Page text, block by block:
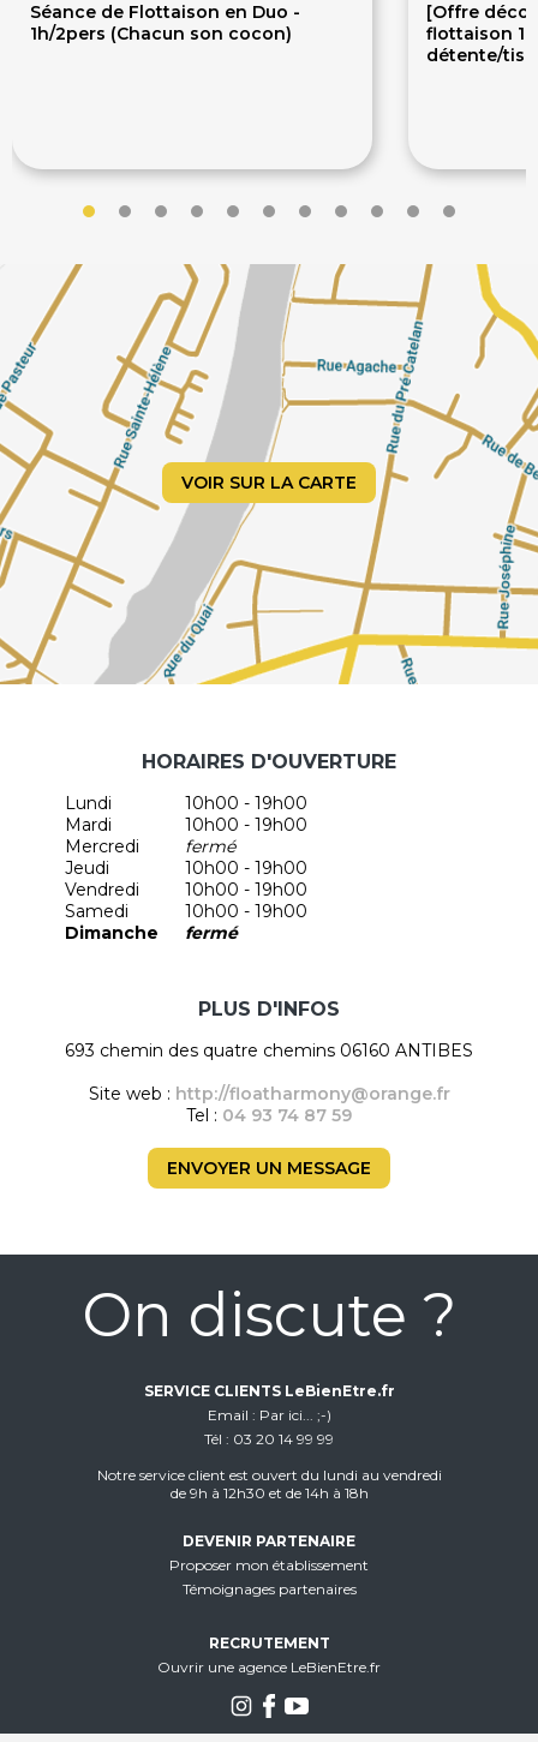
Séance de Flottaison en Duo -
1h/2pers (Chacun son cocon)
[Offre
flottaison
détente/
VOIR SUR LA CARTE
HORAIRES D'OUVERTURE
Lundi
10h00 - 19h00
Mardi
10h00 - 19h00
Mercredi
fermé
Jeudi
10h00 - 19h00
Vendredi
10h00 - 19h00
Samedi
10h00 - 19h00
Dimanche
fermé
PLUS D'INFOS
693 chemin des quatre chemins 06160 ANTIBES
Site web : http://floatharmony@orange.fr
Tel : 04 93 74 87 59
ENVOYER UN MESSAGE
On discute ?
SERVICE CLIENTS LeBienEtre.fr
Email
Par ici... ;-)
Tél
03 20 14 99 99
Notre service client est ouvert du lundi au vendredi
de 9h à 12h30 et de 14h à 18h
DEVENIR PARTENAIRE
Proposer mon établissement
Témoignages partenaires
RECRUTEMENT
Ouvrir une agence LeBienEtre.fr